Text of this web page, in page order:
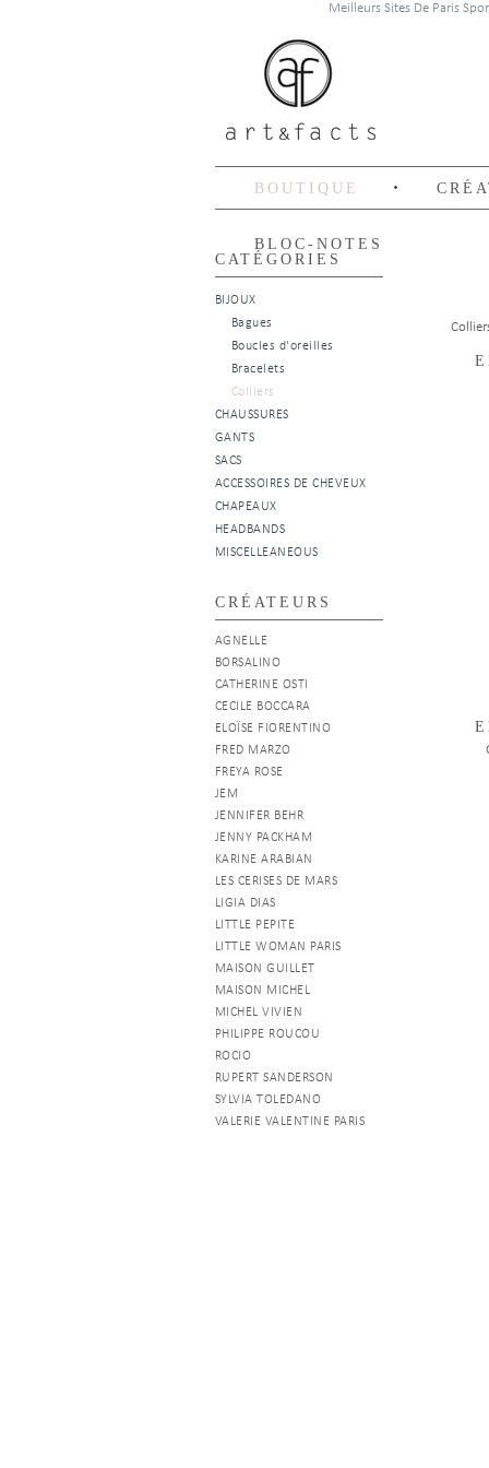
Meilleurs Sites De Paris
BOUTIQUE
BLOC-NOTES
CATÉGORIES
BIJOUX
Bagues
Boucles d'oreilles
Bracelets
Colliers
CHAUSSURES
GANTS
SACS
ACCESSOIRES DE CHEVEUX
CHAPEAUX
HEADBANDS
MISCELLEANEOUS
CRÉATEURS
AGNELLE
BORSALINO
CATHERINE OSTI
CECILE BOCCARA
ELOÏSE FIORENTINO
FRED MARZO
FREYA ROSE
JEM
JENNIFER BEHR
JENNY PACKHAM
KARINE ARABIAN
LES CERISES DE MARS
LIGIA DIAS
LITTLE PEPITE
LITTLE WOMAN PARIS
MAISON GUILLET
MAISON MICHEL
MICHEL VIVIEN
PHILIPPE ROUCOU
ROCIO
RUPERT SANDERSON
SYLVIA TOLEDANO
VALERIE VALENTINE PARIS